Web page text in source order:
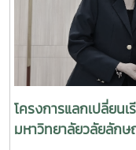
มหาวิทยาลัยแม่โจ้ และ
การประเมินคุณธรรมแล
งานภาครัฐ (ITA) ของ
และได้รับเกียรติจาก
เศรษฐกร เจ้าพนักงา
สำนักมาตรการป้องกัน
ป้องกันและปราบปรามก
โครงการแลกเปลี่ยน
มหาวิทยาลัยวลัยลัก